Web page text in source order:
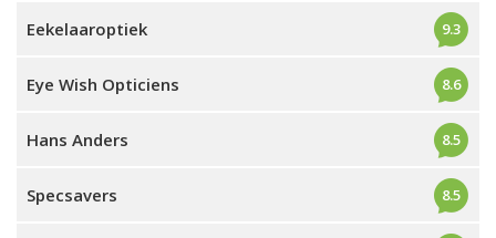
Eekelaaroptiek 9.3
Eye Wish Opticiens 8.6
Hans Anders 8.5
Specsavers 8.5